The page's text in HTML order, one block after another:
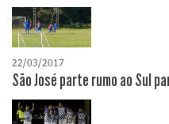
22/03/2017
São José parte rumo ao Sul